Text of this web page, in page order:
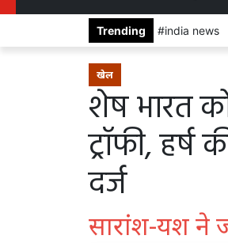
Trending india news
खेल
शेष भारत को
ट्रॉफी,
दर्ज
सारांश-यश ने